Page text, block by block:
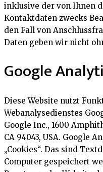
inklusive der von Ihnen
Kontaktdaten zwecks
den Fall von
Daten geben wir nicht
Google
Diese Website nutzt
Webanalysedienstes
Google Inc., 1600
CA 94043, USA. Google
„Cookies“. Das sind
Computer gespeichert